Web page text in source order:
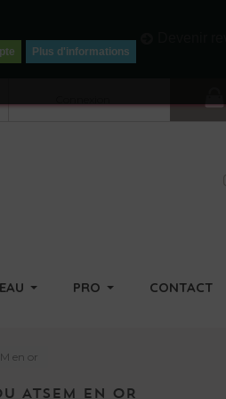
Plus d'informations
PRO CONTACT
en or
ATSEM EN OR